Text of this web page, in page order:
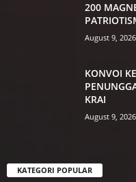
200
August 9, 2026
KONVOI
KRAI
August 9, 2026
KATEGORI POPULAR